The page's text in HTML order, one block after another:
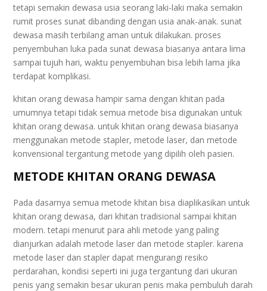
tetapi semakin dewasa usia seorang laki-laki maka semakin
rumit proses sunat dibanding dengan usia anak-anak. sunat
dewasa masih terbilang aman untuk dilakukan. proses
penyembuhan luka pada sunat dewasa biasanya antara lima
sampai tujuh hari, waktu penyembuhan bisa lebih lama jika
terdapat komplikasi.
khitan orang dewasa hampir sama dengan khitan pada
umumnya tetapi tidak semua metode bisa digunakan untuk
khitan orang dewasa. untuk khitan orang dewasa biasanya
menggunakan metode stapler, metode laser, dan metode
konvensional tergantung metode yang dipilih oleh pasien.
METODE KHITAN ORANG DEWASA
Pada dasarnya semua metode khitan bisa diaplikasikan untuk
khitan orang dewasa, dari khitan tradisional sampai khitan
modern. tetapi menurut para ahli metode yang paling
dianjurkan adalah metode laser dan metode stapler. karena
metode laser dan stapler dapat mengurangi resiko
perdarahan, kondisi seperti ini juga tergantung dari ukuran
penis yang semakin besar ukuran penis maka pembuluh darah